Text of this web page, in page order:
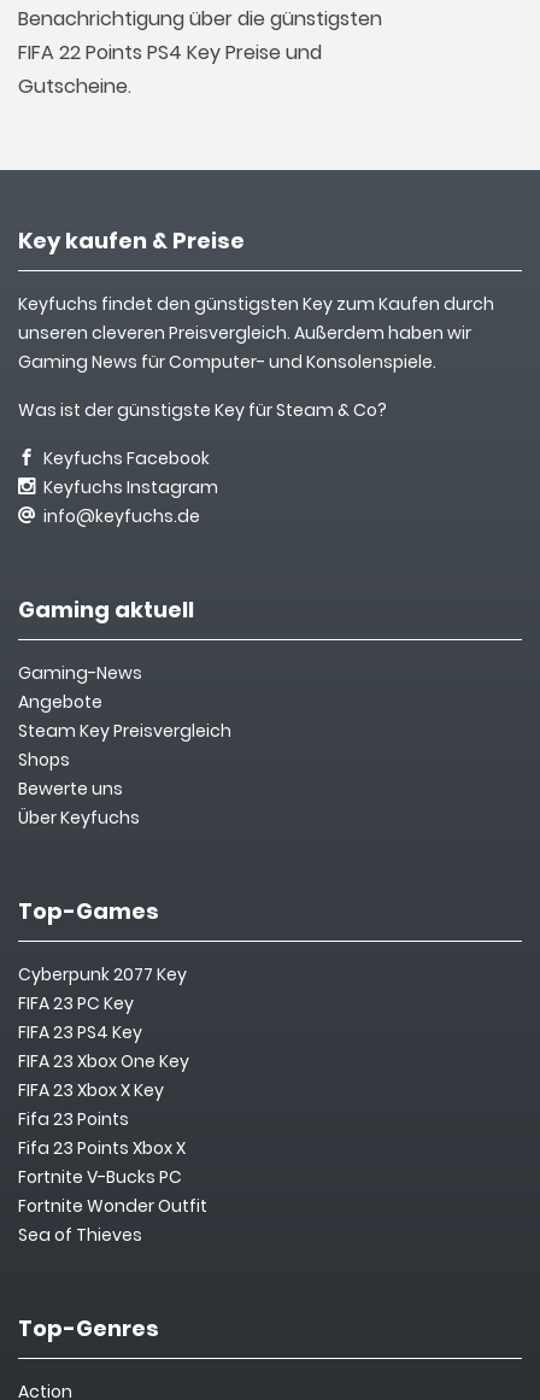
Benachrichtigung über die günstigsten
FIFA 22 Points PS4 Key Preise und
Gutscheine.
Key kaufen & Preise
Keyfuchs findet den günstigsten Key zum Kaufen durch
unseren cleveren Preisvergleich. Außerdem haben wir
Gaming News für Computer- und Konsolenspiele.
Was ist der günstigste Key für Steam & Co?
Keyfuchs Facebook
Keyfuchs Instagram
info@keyfuchs.de
Gaming aktuell
Gaming-News
Angebote
Steam Key Preisvergleich
Shops
Bewerte uns
Über Keyfuchs
Top-Games
Cyberpunk 2077 Key
FIFA 23 PC Key
FIFA 23 PS4 Key
FIFA 23 Xbox One Key
FIFA 23 Xbox X Key
Fifa 23 Points
Fifa 23 Points Xbox X
Fortnite V-Bucks PC
Fortnite Wonder Outfit
Sea of Thieves
Top-Genres
Action